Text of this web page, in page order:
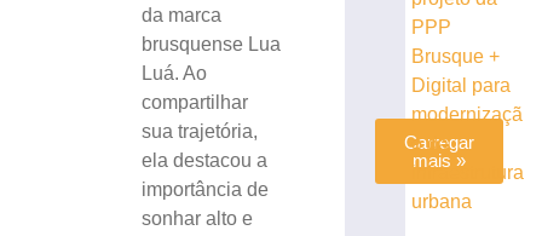
da marca
brusquense Lua
Luá. Ao
compartilhar
sua trajetória,
ela destacou a
importância de
sonhar alto e
mais
Carregar
mais »